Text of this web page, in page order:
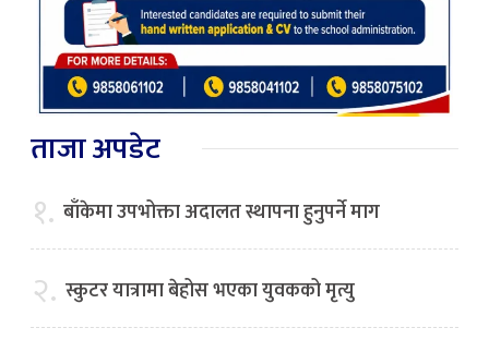
ताजा अपडेट
१. बाँकेमा उपभोक्ता अदालत स्थापना हुनुपर्ने माग
२. स्कुटर यात्रामा बेहोस भएका युवकको मृत्यु